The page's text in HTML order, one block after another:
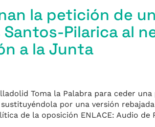
la petición de
Pilarica al
a la Junta
Toma la Palabra para ceder
por una versión
de la oposición ENLACE: Audio de